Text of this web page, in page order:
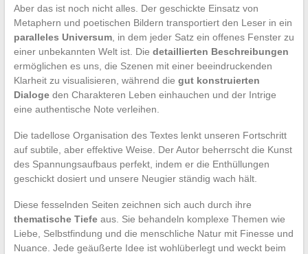
Aber das ist noch nicht alles. Der geschickte Einsatz von
Metaphern und poetischen Bildern transportiert den Leser in ein
paralleles Universum, in dem jeder Satz ein offenes Fenster zu
einer unbekannten Welt ist. Die detaillierten Beschreibungen
ermöglichen es uns, die Szenen mit einer beeindruckenden
Klarheit zu visualisieren, während die gut konstruierten
Dialogeden Charakteren Leben einhauchen und der Intrige
eine authentische Note verleihen.
Die tadellose Organisation des Textes lenkt unseren Fortschritt
auf subtile, aber effektive Weise. Der Autor beherrscht die Kunst
des Spannungsaufbaus perfekt, indem er die Enthüllungen
geschickt dosiert und unsere Neugier ständig wach hält.
Diese fesselnden Seiten zeichnen sich auch durch ihre
thematische Tiefeaus. Sie behandeln komplexe Themen wie
Liebe, Selbstfindung und die menschliche Natur mit Finesse und
Nuance. Jede geäußerte Idee ist wohlüberlegt und weckt beim